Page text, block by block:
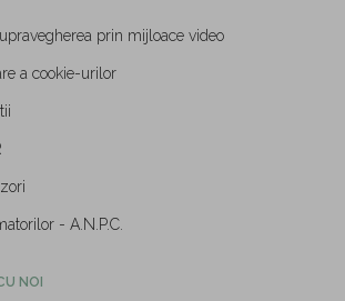
prin mijloace video
a cookie-urilor
- A.N.P.C.
NOI